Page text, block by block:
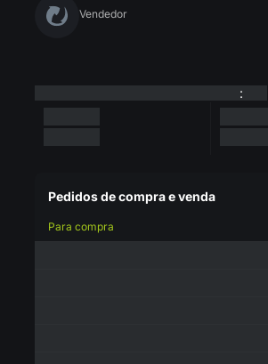
Vendedor
:
Pedidos de compra e venda
Para compra